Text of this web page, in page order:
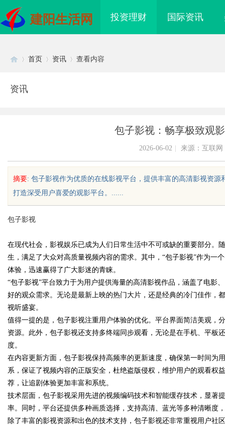
建阳生活网 投资理财 国际资讯
uz
!
首页 资讯 查看内容
资讯
包子影视：畅享极致观
2026-06-02 来源：互联网
摘要: 包子影视作为优质的在线影视平台，提供丰富的高清影视资
打造深受用户喜爱的观影平台。......
包子影视
在现代社会，影视娱乐已成为人们日常生活中不可或缺的重要部分。
生，满足了大众对高质量视频内容的需求。其中，“包子影视”作为一
体验，迅速赢得了广大影迷的青睐。
“包子影视”平台致力于为用户提供海量的高清影视作品，涵盖了电影
好的观众需求。无论是最新上映的热门大片，还是经典的冷门佳作，
视听盛宴。
值得一提的是，包子影视注重用户体验的优化。平台界面简洁美观，
资源。此外，包子影视还支持多终端同步观看，无论是在手机、平板
度。
在内容更新方面，包子影视保持高频率的更新速度，确保第一时间为
系，保证了视频内容的正版安全，杜绝盗版侵权，维护用户的观看权
荐，让追剧体验更加丰富和系统。
技术层面，包子影视采用先进的视频编码技术和智能缓存技术，显著
率。同时，平台还提供多种画质选择，支持高清、蓝光等多种清晰度
除了丰富的影视资源和出色的技术支持，包子影视还非常重视用户社
配眼镜
发体系全解析